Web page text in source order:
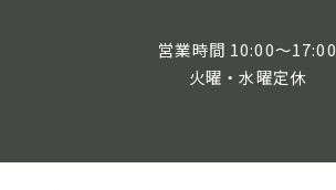
営業時間 10:00～17:00
火曜・水曜定休